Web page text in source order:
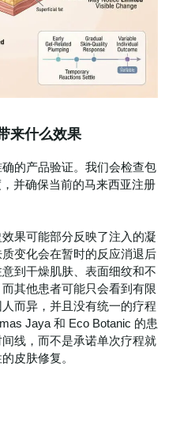
来什么效果
的产品验证。我们会检查包
并确保当前的马来西亚注册
果可能部分反映了注入的凝
变化会在暂时的反应消退后
到干燥肌肤、表面细纹和不
其他患者可能只会看到有限
而异，并且没有统一的疗程
Jaya 和 Eco Botanic 的患
线，而不是承诺单次疗程就
皮肤修复。